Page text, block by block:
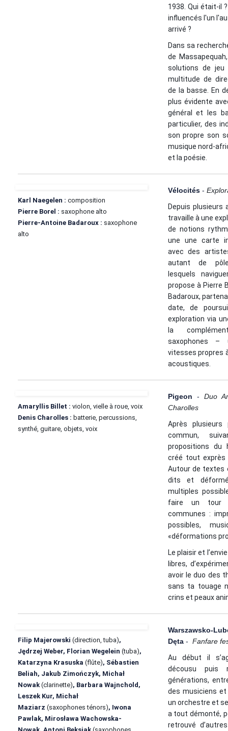
1938. Qui était-il
influencés l'un
arrivé ?
Dans sa
de
solutions de jeu
multitude de
de la basse. En
plus évidente
général et les
particulier, des
son propre son
musique nord-
et la poésie.
Karl Naegelen : composition
Pierre Borel : saxophone alto
Pierre-Antoine Badaroux : saxophone
alto
Vélocités -
Depuis plusieurs
travaille à une
de notions
une une carte
avec des
autant de
lesquels
propose à Pierre
Badaroux,
date, de
exploration via
la
saxophones –
vitesses propres
acoustiques.
Amaryllis Billet : violon, vielle à roue, voix
Denis Charolles : batterie, percussions,
synthé, guitare, objets, voix
Pigeon - Duo
Charolles
Après
commun,
propositions du
créé tout exprès
Autour de textes
dits et
multiples
faire un tour
communes :
possibles,
«déformations
Le plaisir et
libres,
avoir le duo des
sans ta touage
crins et peaux
Filip Majerowski (direction, tuba),
Jędrzej Weber, Florian Wegelein (tuba),
Katarzyna Krasuska (flûte), Sébastien
Beliah, Jakub Zimończyk, Michał
Nowak (clarinette), Barbara Wajnchold,
Leszek Kur, Michał
Maziarz (saxophones ténors), Iwona
Pawlak, Mirosława Wachowska-
Warszawsko-
Dęta - Fanfare
Au début il
décousu puis
générations,
des musiciens
un orchestre et
a tout démonté,
retrouvé